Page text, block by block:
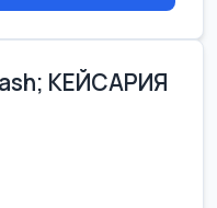
КЕЙСАРИЯ